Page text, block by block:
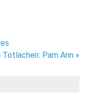
Totlachen: Pam Ann »